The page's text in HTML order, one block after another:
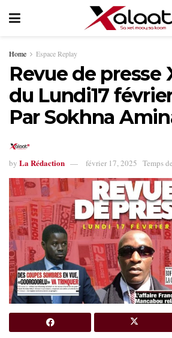
Home Espace Replay
Revue de presse
du Lundi17
Par Sokhna
by La Rédaction février 17, 2025 Temps